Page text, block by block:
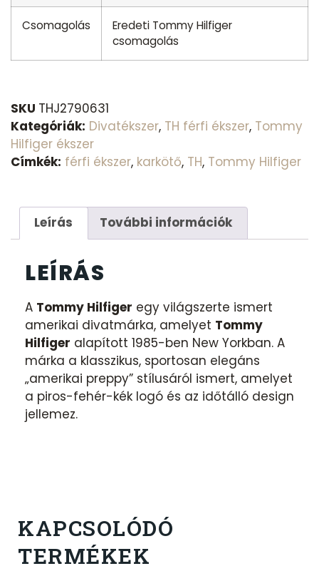
Csomagolás
Eredeti Tommy Hilfiger
csomagolás
SKU THJ2790631
Kategóriák: Divatékszer, TH férfi ékszer, Tommy
Hilfiger ékszer
Címkék: férfi ékszer, karkötő, TH, Tommy Hilfiger
Leírás További információk
LEÍRÁS
A Tommy Hilfiger egy világszerte ismert
amerikai divatmárka, amelyet Tommy
Hilfiger alapított 1985-ben New Yorkban. A
márka a klasszikus, sportosan elegáns
„amerikai preppy” stílusáról ismert, amelyet
a piros-fehér-kék logó és az időtálló design
jellemez.
KAPCSOLÓDÓ
TERMÉKEK